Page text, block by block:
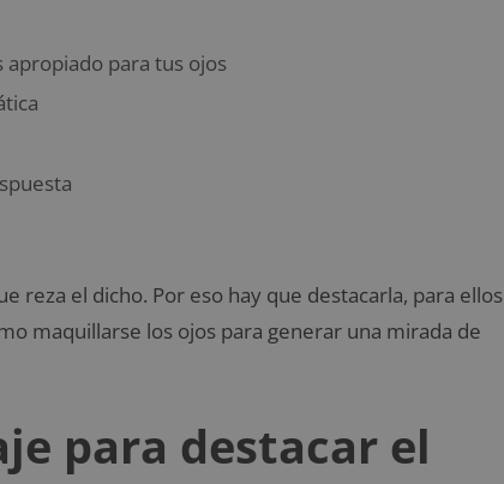
apropiado para tus ojos
reza el dicho. Por eso hay que destacarla, para ellos
maquillarse los ojos para generar una mirada de
para destacar el